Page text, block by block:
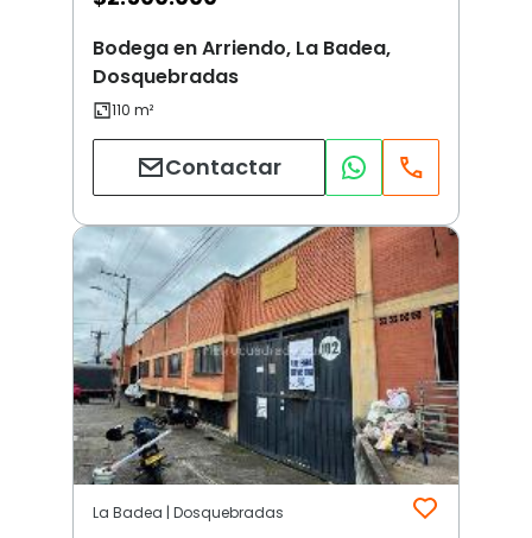
Bodega en Arriendo, La Badea,
Dosquebradas
Contactar
La Badea | Dosquebradas